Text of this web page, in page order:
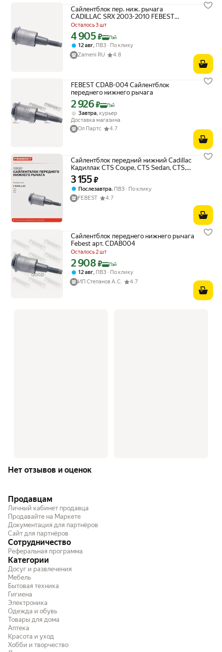
Сайлентблок пер. ниж. рычага
CADILLAC SRX 2003-2010 FEBEST
CDAB-004, 1 шт.
Осталось 3 шт
Цена с картой Яндекс Пэй 4905 ₽ вместо
4 905₽ Пэй
12 авг, ПВЗ
По клику
Zameni RU
4.8
FEBEST CDAB-004 Сайлентблок
переднего нижнего рычага
Цена с картой Яндекс Пэй 2926 ₽ вместо
2 926₽ Пэй
Завтра курьер
Доставка магазина
Ол Партс
4.7
Сайлентблок передний нижний Cadillac
Кадиллак CTS Coupe, CTS Sedan, CTS,
SRX, STS CDAB-004
Цена 3155 ₽ вместо
3 155₽
Послезавтра, ПВЗ
По клику
FEBEST
4.7
Сайлентблок переднего нижнего рычага
Febest арт. CDAB004
Осталось 2 шт
Цена с картой Яндекс Пэй 2908 ₽ вместо
2 908₽ Пэй
12 авг, ПВЗ
По клику
ИП Степанов А.С.
4.7
Нет отзывов и оценок
Продавцам
Личный кабинет продавца
Продавайте на Маркете
Документация для партнёров
Сайт для партнёров
Сотрудничество
Реферальная программа
Категории
Досуг и развлечения
Мебель
Бытовая техника
Гигиена
Электроника
Одежда и обувь
Товары для дома
Аптека
Красота и уход
Хобби и творчество